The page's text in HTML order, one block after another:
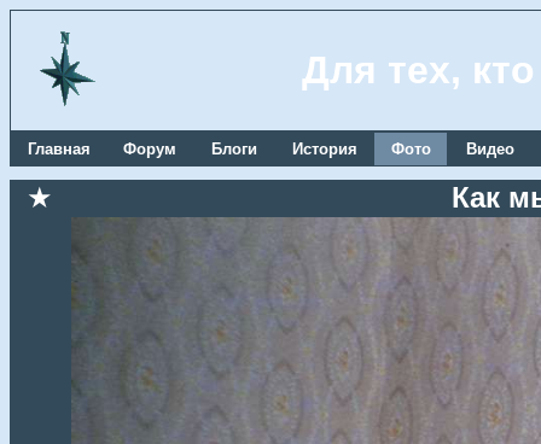
Для тех,
Главная Форум Блоги История Фото Видео
★ Как